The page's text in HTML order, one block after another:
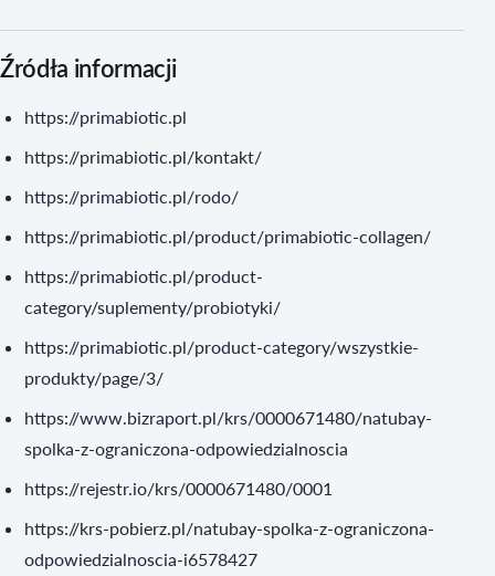
Źródła informacji
https://primabiotic.pl
https://primabiotic.pl/kontakt/
https://primabiotic.pl/rodo/
https://primabiotic.pl/product/primabiotic-collagen/
https://primabiotic.pl/product-
category/suplementy/probiotyki/
https://primabiotic.pl/product-category/wszystkie-
produkty/page/3/
https://www.bizraport.pl/krs/0000671480/natubay-
spolka-z-ograniczona-odpowiedzialnoscia
https://rejestr.io/krs/0000671480/0001
https://krs-pobierz.pl/natubay-spolka-z-ograniczona-
odpowiedzialnoscia-i6578427